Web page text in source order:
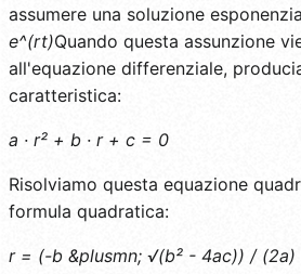
assumere una soluzione
e^(rt)Quando questa assunzione
all'equazione differenziale,
caratteristica:
a · r² + b · r + c = 0
Risolviamo questa equazione
formula quadratica:
r = (-b &plusmn; √(b² - 4ac)) / (2a)